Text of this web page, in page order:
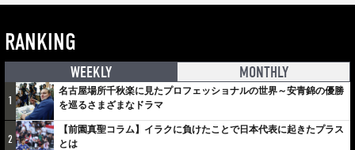
RANKING
WEEKLY MONTHLY
1
名古屋場所千秋楽に見たプロフェッショナルの世界～安青錦の優勝
を巡るさまざまなドラマ
2
【前園真聖コラム】イラクに負けたことで日本代表に起きたプラス
とは